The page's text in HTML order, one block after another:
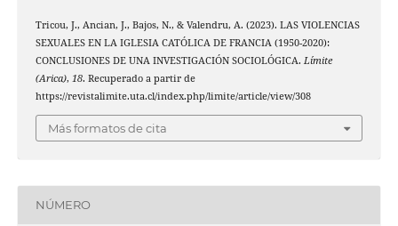
Tricou, J., Ancian, J., Bajos, N., & Valendru, A. (2023). LAS VIOLENCIAS
SEXUALES EN LA IGLESIA CATÓLICA DE FRANCIA (1950-2020):
CONCLUSIONES DE UNA INVESTIGACIÓN SOCIOLÓGICA. Límite
(Arica), 18. Recuperado a partir de
https://revistalimite.uta.cl/index.php/limite/article/view/308
Más formatos de cita
NÚMERO